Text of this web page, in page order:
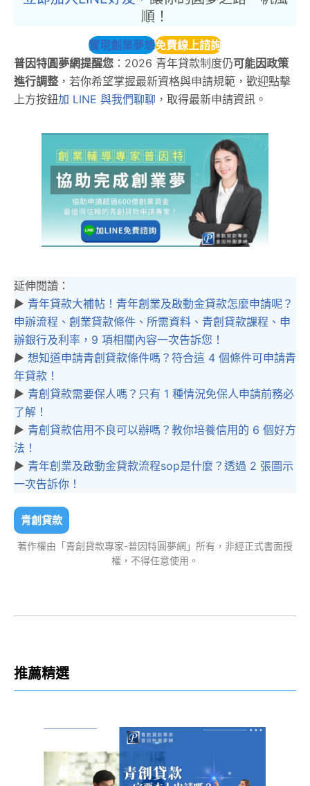
順！
實現創業夢想免費線上諮詢
普因特圓夢網提醒您 ：2026 青年貸款制度仍可能因政策
進行調整 ，若你希望掌握最新資格與申請規範，歡迎點擊
上方按鈕加 LINE 與我們聊聊 ，取得最新申請資訊。
延伸閱讀：
▶︎ 青年貸款大補帖！青年創業及啟動金貸款怎麼申請呢？
申辦流程、創業貸款條件、所需資料、青創貸款課程、申
辦銀行及利率，9 項相關內容一次告訴您！
▶︎ 想知道申請青創貸款條件嗎？符合這 4 個條件可申請青
年貸款！
▶︎ 青創貸款需要保人嗎？只有 1 種情況免保人申請前務必
了解！
▶︎ 青創貸款信用不良可以辦嗎？教你培養信用的 6 個好方
法！
▶︎ 青年創業及啟動金貸款流程sop是什麼？透過 2 張圖示
一次告訴你！
青創貸款
著作權由「青創貸款專家-普因特圓夢網」所有，非經正式書面授
權，不得任意使用。
推薦精選